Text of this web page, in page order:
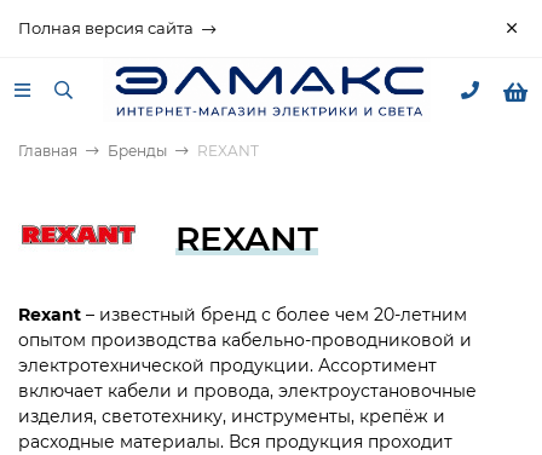
Полная версия сайта
Главная Бренды REXANT
REXANT
Rexant – известный бренд с более чем 20-летним
опытом производства кабельно-проводниковой и
электротехнической продукции. Ассортимент
включает кабели и провода, электроустановочные
изделия, светотехнику, инструменты, крепёж и
расходные материалы. Вся продукция проходит